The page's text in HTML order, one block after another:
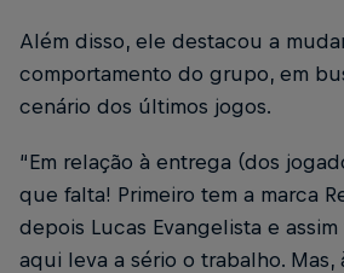
Além disso, ele destacou a
comportamento do grupo, em
cenário dos últimos jogos.
“Em relação à entrega (dos
que falta! Primeiro tem a marca
depois Lucas Evangelista e
aqui leva a sério o trabalho. Mas,